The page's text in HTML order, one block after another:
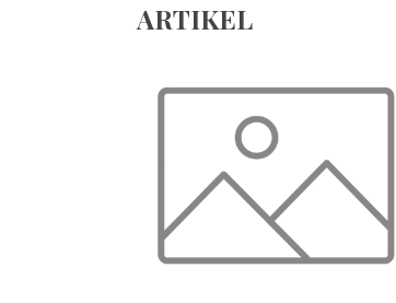
ARTIKEL